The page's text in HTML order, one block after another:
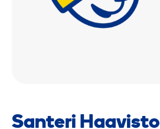
Santeri Haavisto